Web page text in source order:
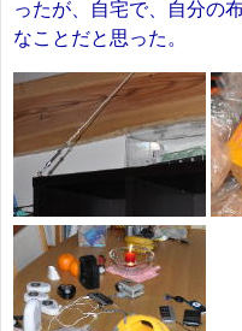
ったが、自宅で、自分の
なことだと思った。